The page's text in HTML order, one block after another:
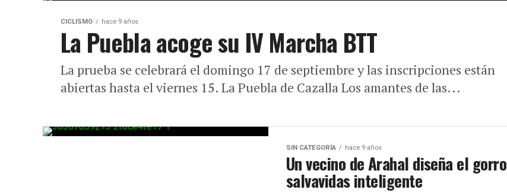
CICLISMO hace 9 años
La Puebla acoge su IV Marcha BTT
La prueba se celebrará el domingo 17 de septiembre y las inscripciones están
abiertas hasta el viernes 15. La Puebla de Cazalla Los amantes de las...
SIN CATEGORÍA hace 9 años
Un vecino de Arahal diseña el gorro
salvavidas inteligente